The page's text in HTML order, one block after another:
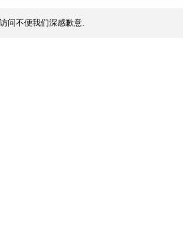
问不便我们深感歉意.